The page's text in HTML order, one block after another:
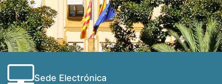
Sede Electrónica